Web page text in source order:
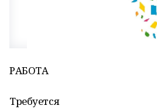
РАБОТА
Требуется